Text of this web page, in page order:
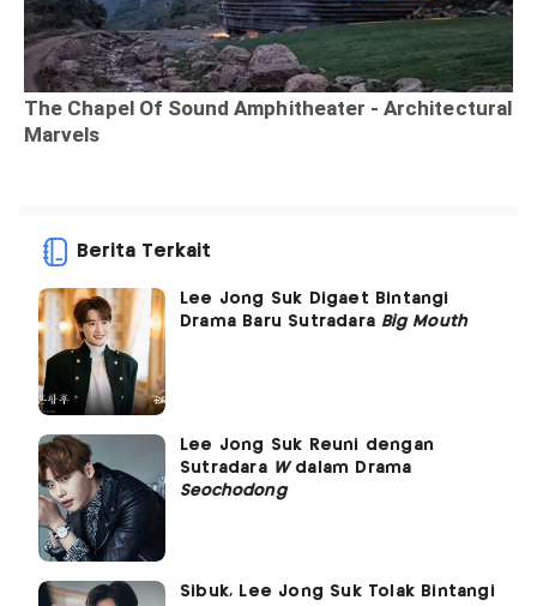
Berita Terkait
Lee Jong Suk Digaet Bintangi
Drama Baru Sutradara Big Mouth
Lee Jong Suk Reuni dengan
Sutradara
Wdalam Drama
Seochodong
Sibuk, Lee Jong Suk Tolak Bintangi